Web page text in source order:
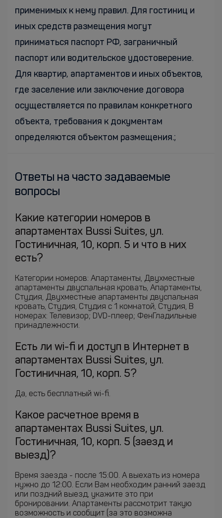
применимых к нему правил. Для гостиниц и
иных средств размещения могут
приниматься паспорт РФ, заграничный
паспорт или водительское удостоверение.
Для квартир, апартаментов и иных объектов,
где заселение или заключение договора
осуществляется по правилам конкретного
объекта, требования к документам
определяются объектом размещения.;
Ответы на часто задаваемые
вопросы
Какие категории номеров в
апартаментах Bussi Suites, ул.
Гостиничная, 10, корп. 5 и что в них
есть?
Категории номеров: Апартаменты, Двухместные
апартаменты двуспальная кровать, Апартаменты,
Студия, Двухместные апартаменты двуспальная
кровать, Студия, Студия c 1 комнатой, Студия, В
номерах: Телевизор; DVD-плеер; ФенГладильные
принадлежности.
Есть ли wi-fi и доступ в Интернет в
апартаментах Bussi Suites, ул.
Гостиничная, 10, корп. 5?
Да, есть бесплатный wi-fi.
Какое расчетное время в
апартаментах Bussi Suites, ул.
Гостиничная, 10, корп. 5 (заезд и
выезд)?
Время заезда - после 15:00. А выехать из номера
нужно до 12:00. Если Вам необходим ранний заезд
или поздний выезд, укажите это при
бронировании. Апартаменты рассмотрит такую
возможность и сообщит (за это возможна